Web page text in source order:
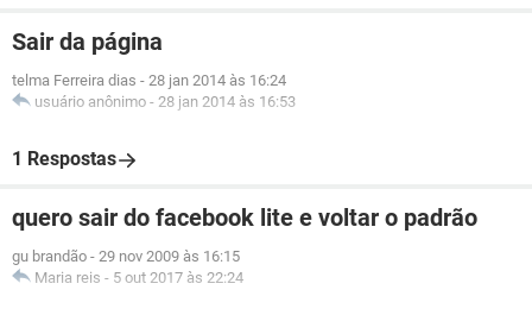
Sair da página
telma Ferreira dias - 28 jan 2014 às 16:24
usuário anônimo - 28 jan 2014 às 16:53
1 Respostas
quero sair do facebook lite e voltar o padrão
gu brandão - 29 nov 2009 às 16:15
Maria reis - 5 out 2017 às 22:24